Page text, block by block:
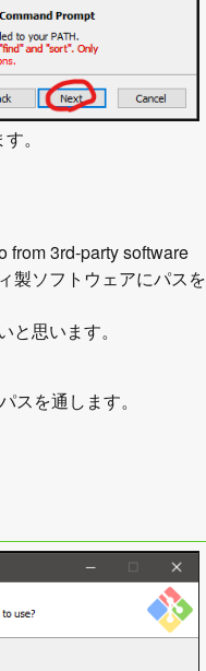
。
from 3rd-party software
製ソフトウェアにパスを
思います。
スを通します。